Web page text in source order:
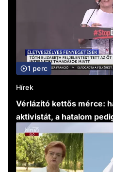
1 perc
Hírek
Vérlázító kettős mérce:
aktivistát, a hatalom